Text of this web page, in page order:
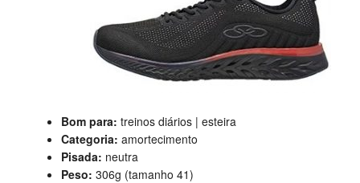
Bom para: treinos diários | esteira
Categoria: amortecimento
Pisada: neutra
Peso: 306g (tamanho 41)